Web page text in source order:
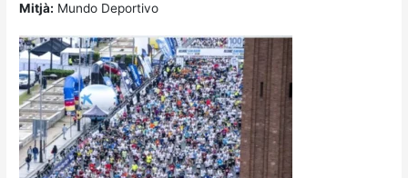
Mitjà: Mundo Deportivo